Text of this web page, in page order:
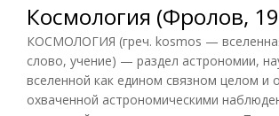
Космология (Фролов,
КОСМОЛОГИЯ (греч. kosmos —
слово, учение) — раздел астрономии,
вселенной как едином связном целом и
охваченной астрономическими